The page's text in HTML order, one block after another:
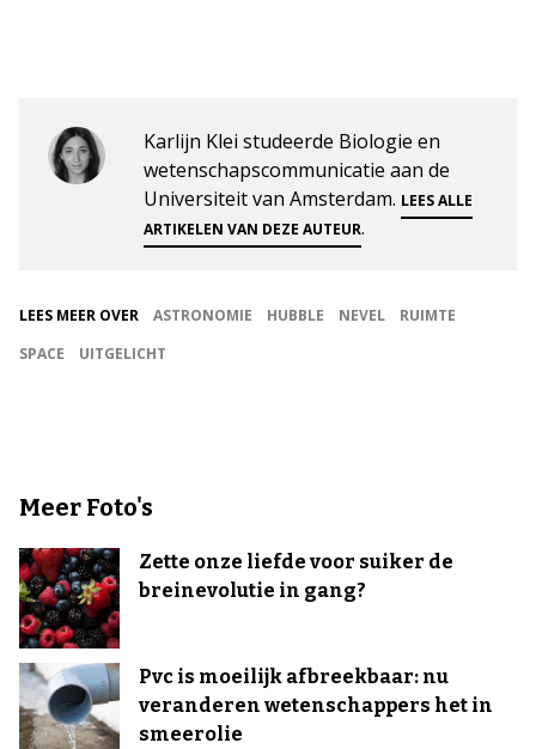
Karlijn Klei studeerde Biologie en
wetenschapscommunicatie aan de
Universiteit van Amsterdam. LEES ALLE
ARTIKELEN VAN DEZE AUTEUR.
LEES MEER OVER ASTRONOMIE HUBBLE NEVEL
RUIMTE
SPACE
UITGELICHT
Meer Foto's
Zette onze liefde voor suiker de
breinevolutie in gang?
Pvc is moeilijk afbreekbaar: nu
veranderen wetenschappers het in
smeerolie